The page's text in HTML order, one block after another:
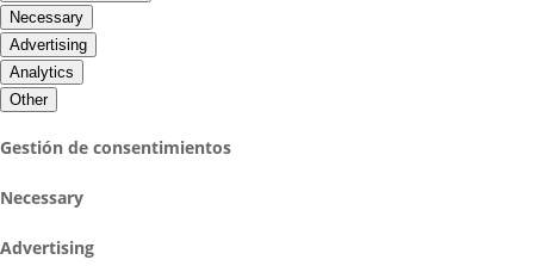
Necessary
Advertising
Analytics
Other
Gestión de consentimientos
Necessary
Advertising